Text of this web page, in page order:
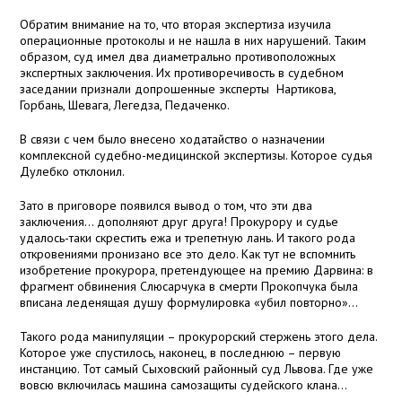
Обратим внимание на то, что вторая экспертиза изучила
операционные протоколы и не нашла в них нарушений. Таким
образом, суд имел два диаметрально противоположных
экспертных заключения. Их противоречивость в судебном
заседании признали допрошенные эксперты Нартикова,
Горбань, Шевага, Легедза, Педаченко.
В связи с чем было внесено ходатайство о назначении
комплексной судебно-медицинской экспертизы. Которое судья
Дулебко отклонил.
Зато в приговоре появился вывод о том, что эти два
заключения… дополняют друг друга! Прокурору и судье
удалось-таки скрестить ежа и трепетную лань. И такого рода
откровениями пронизано все это дело. Как тут не вспомнить
изобретение прокурора, претендующее на премию Дарвина: в
фрагмент обвинения Слюсарчука в смерти Прокопчука была
вписана леденящая душу формулировка «убил повторно»…
Такого рода манипуляции – прокурорский стержень этого дела.
Которое уже спустилось, наконец, в последнюю – первую
инстанцию. Тот самый Сыховский районный суд Львова. Где уже
вовсю включилась машина самозащиты судейского клана…